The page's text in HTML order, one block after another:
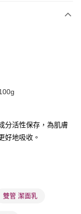
分活性保存，為肌膚
好地吸收。
雙管 潔面乳